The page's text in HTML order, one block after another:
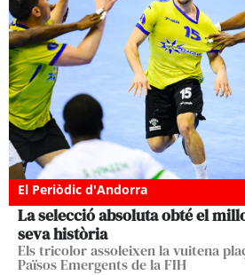
El Periòdic d'Andorra
La selecció absoluta obté el
seva història
Els tricolor assoleixen la vuitena
Països Emergents de la FIH